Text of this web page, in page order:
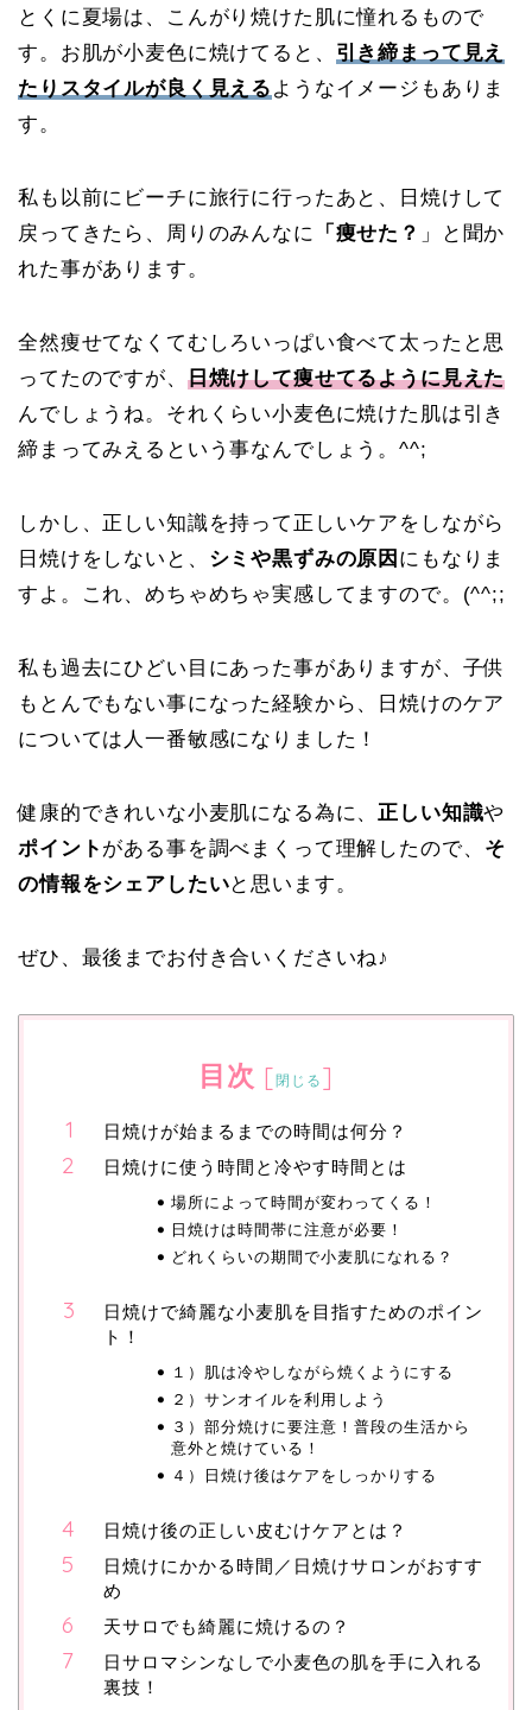
とくに夏場は、こんがり焼けた肌に憧れるもので
す。お肌が小麦色に焼けてると、 引き締まって見え
たりスタイルが良く見える ようなイメージもありま
す。
私も以前にビーチに旅行に行ったあと、日焼けして
戻ってきたら、周りのみんなに 「痩せた？ 」と聞か
れた事があります。
全然痩せてなくてむしろいっぱい食べて太ったと思
ってたのですが、 日焼けして痩せてるように見えた
んでしょうね。それくらい小麦色に焼けた肌は引き
締まってみえるという事なんでしょう。^^;
しかし、正しい知識を持って正しいケアをしながら
日焼けをしないと、 シミや黒ずみの原因 にもなりま
すよ。これ、めちゃめちゃ実感してますので。(^^;;
私も過去にひどい目にあった事がありますが、子供
もとんでもない事になった経験から、日焼けのケア
については人一番敏感になりました！
健康的できれいな小麦肌になる為に、正しい知識や
ポイント がある事を調べまくって理解したので、 そ
の情報をシェアしたいと思います。
ぜひ、最後までお付き合いくださいね♪
目次 [閉じる ]
日焼けが始まるまでの時間は何分？
日焼けに使う時間と冷やす時間とは
場所によって時間が変わってくる！
日焼けは時間帯に注意が必要！
どれくらいの期間で小麦肌になれる？
日焼けで綺麗な小麦肌を目指すためのポイン
ト！
１）肌は冷やしながら焼くようにする
２）サンオイルを利用しよう
３）部分焼けに要注意！普段の生活から
意外と焼けている！
４）日焼け後はケアをしっかりする
日焼け後の正しい皮むけケアとは？
日焼けにかかる時間／日焼けサロンがおすす
め
天サロでも綺麗に焼けるの？
日サロマシンなしで小麦色の肌を手に入れる
裏技！